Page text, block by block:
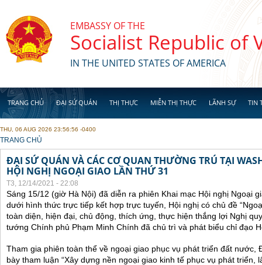
EMBASSY OF THE
Socialist Republic of
IN THE UNITED STATES OF AMERICA
TRANG CHỦ ĐẠI SỨ QUÁN THỊ THỰC MIỄN THỊ THỰC LÃNH SỰ TIN
THU, 06 AUG 2026 23:56:56 -0400
YOU ARE HERE
TRANG CHỦ
ĐẠI SỨ QUÁN VÀ CÁC CƠ QUAN THƯỜNG TRÚ TẠI
HỘI NGHỊ NGOẠI GIAO LẦN THỨ 31
T3, 12/14/2021 - 22:08
Sáng 15/12 (giờ Hà Nội) đã diễn ra phiên Khai mạc Hội nghị Ngoại
dưới hình thức trực tiếp kết hợp trực tuyến, Hội nghị có chủ đề
toàn diện, hiện đại, chủ động, thích ứng, thực hiện thắng lợi Nghị
tướng Chính phủ Phạm Minh Chính đã chủ trì và phát biểu chỉ đạo
Tham gia phiên toàn thể về ngoại giao phục vụ phát triển đất nước,
bày tham luận “Xây dựng nền ngoại giao kinh tế phục vụ phát triển,